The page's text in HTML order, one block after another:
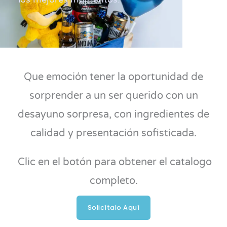
Que emoción tener la oportunidad de
sorprender a un ser querido con un
desayuno sorpresa, con ingredientes de
calidad y presentación sofisticada.
Clic en el botón para obtener el catalogo
completo.
Solicítalo Aquí